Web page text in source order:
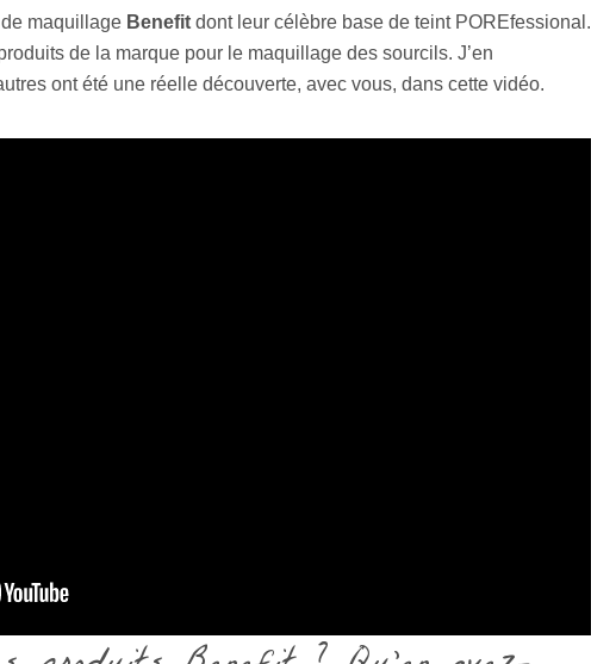
maquillage Benefit dont leur célèbre base de teint POREfessional.
de la marque pour le maquillage des sourcils. J’en
ont été une réelle découverte, avec vous, dans cette vidéo.